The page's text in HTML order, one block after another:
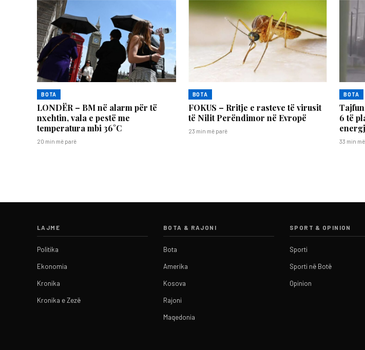
BOTA
LONDËR – BM në alarm për të
nxehtin, vala e pestë me
temperatura mbi 36°C
20 min më parë
BOTA
FOKUS – Rritje e rasteve të virusit
të Nilit Perëndimor në Evropë
23 min më parë
BOTA
6 të
33 min
LAJME
Politika
Ekonomia
Kronika
Kronika e Zezë
BOTA & RAJONI
Bota
Amerika
Kosova
Rajoni
Maqedonia
SPORT & OPINION
Sporti
Sporti në Botë
Opinion